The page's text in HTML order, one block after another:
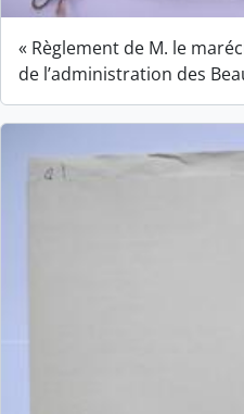
« Règlement de M. le
de l’administration des